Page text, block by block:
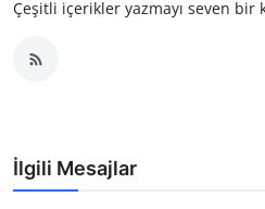
Çeşitli içerikler yazmayı seven bir
İlgili Mesajlar